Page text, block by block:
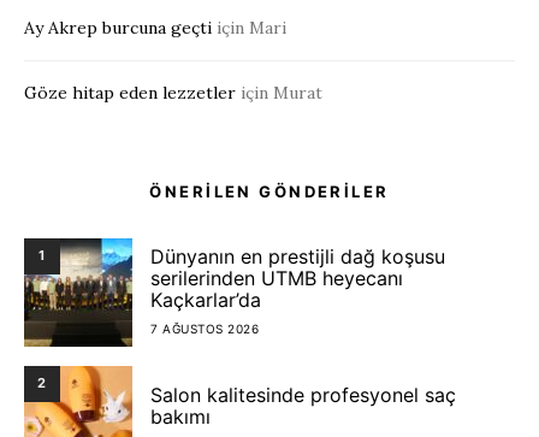
Ay Akrep burcuna geçti için Mari
Göze hitap eden lezzetler için Murat
ÖNERİLEN GÖNDERİLER
1
Dünyanın en prestijli dağ koşusu
serilerinden UTMB heyecanı
Kaçkarlar’da
7 AĞUSTOS 2026
2
Salon kalitesinde profesyonel saç
bakımı